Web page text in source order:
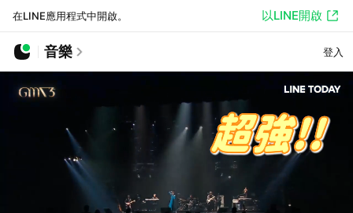
在LINE應用程式中開啟。 以LINE開啟
音樂 登入